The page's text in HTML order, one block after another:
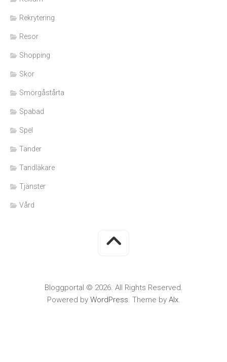
Rekrytering
Resor
Shopping
Skor
Smörgåstårta
Spabad
Spel
Tänder
Tandläkare
Tjänster
Vård
Bloggportal © 2026. All Rights Reserved.
Powered by WordPress. Theme by Alx.